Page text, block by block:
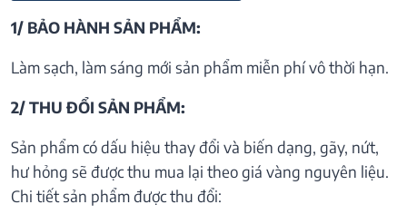
1/ BẢO HÀNH SẢN PHẨM:
Làm sạch, làm sáng mới sản phẩm miễn phí vô thời hạn.
2/ THU ĐỔI SẢN PHẨM:
Sản phẩm có dấu hiệu thay đổi và biến dạng, gãy, nứt,
hư hỏng sẽ được thu mua lại theo giá vàng nguyên liệu.
Chi tiết sản phẩm được thu đổi: